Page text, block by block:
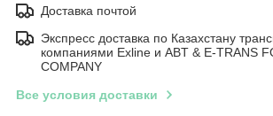
Доставка почтой
Экспресс доставка по Казахстану
компаниями Exline и ABT & E-TRANS
COMPANY
Все условия доставки